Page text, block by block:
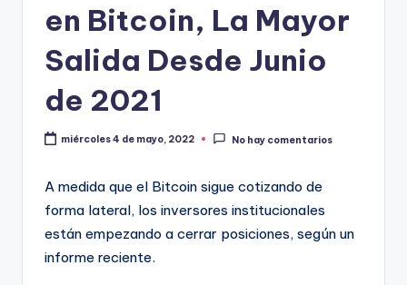
en Bitcoin, La Mayor
Salida Desde Junio
de 2021
miércoles 4 de mayo, 2022 No hay comentarios
A medida que el Bitcoin sigue cotizando de
forma lateral, los inversores institucionales
están empezando a cerrar posiciones, según un
informe reciente.